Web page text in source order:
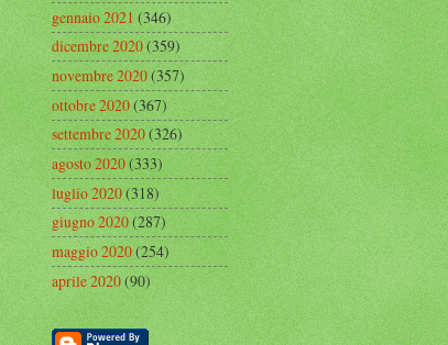
gennaio 2021(346)
dicembre 2020(359)
novembre 2020(357)
ottobre 2020(367)
settembre 2020(326)
agosto 2020(333)
luglio 2020(318)
giugno 2020(287)
maggio 2020(254)
aprile 2020(90)